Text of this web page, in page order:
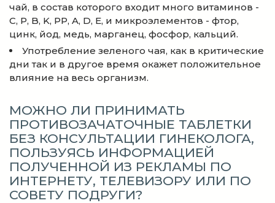
чай, в состав которого входит много витаминов -
C, P, B, K, PP, A, D, E, и микроэлементов - фтор,
цинк, йод, медь, марганец, фосфор, кальций.
Употребление зеленого чая, как в критические
дни так и в другое время окажет положительное
влияние на весь организм.
МОЖНО ЛИ ПРИНИМАТЬ
ПРОТИВОЗАЧАТОЧНЫЕ ТАБЛЕТКИ
БЕЗ КОНСУЛЬТАЦИИ ГИНЕКОЛОГА,
ПОЛЬЗУЯСЬ ИНФОРМАЦИЕЙ
ПОЛУЧЕННОЙ ИЗ РЕКЛАМЫ ПО
ИНТЕРНЕТУ, ТЕЛЕВИЗОРУ ИЛИ ПО
СОВЕТУ ПОДРУГИ?